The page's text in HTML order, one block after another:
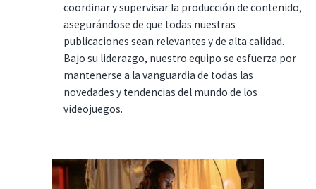
coordinar y supervisar la producción de contenido,
asegurándose de que todas nuestras
publicaciones sean relevantes y de alta calidad.
Bajo su liderazgo, nuestro equipo se esfuerza por
mantenerse a la vanguardia de todas las
novedades y tendencias del mundo de los
videojuegos.